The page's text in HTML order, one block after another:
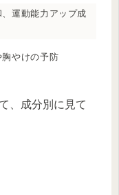
運動能力アップ成
やけの予防
、成分別に見て